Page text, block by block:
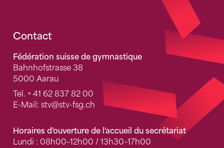
Fusszeile
Contact
Fédération suisse de gymnastique
Bahnhofstrasse 38
5000 Aarau
Tel. + 41 62 837 82 00
E-Mail: stv@stv-fsg.ch
Horaires d'ouverture de l'accueil du secrétariat
Lundi : 08h00–12h00 / 13h30–17h00